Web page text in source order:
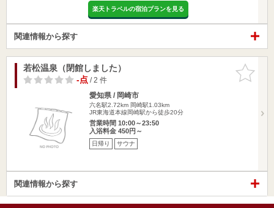
楽天トラベルの宿泊プランを見る
関連情報から探す
お気に入
りに追加
若松温泉（閉館しました）
-点/ 2 件
愛知県 / 岡崎市
六名駅2.72km 岡崎駅1.03km
JR東海道本線岡崎駅から徒歩20分
営業時間 10:00～23:50
入浴料金 450円～
日帰り サウナ
関連情報から探す